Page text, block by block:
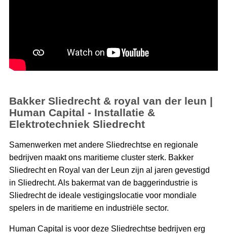
Bakker Sliedrecht & royal van der leun |
Human Capital - Installatie &
Elektrotechniek Sliedrecht
Samenwerken met andere Sliedrechtse en regionale
bedrijven maakt ons maritieme cluster sterk. Bakker
Sliedrecht en Royal van der Leun zijn al jaren gevestigd
in Sliedrecht. Als bakermat van de baggerindustrie is
Sliedrecht de ideale vestigingslocatie voor mondiale
spelers in de maritieme en industriële sector.
Human Capital is voor deze Sliedrechtse bedrijven erg